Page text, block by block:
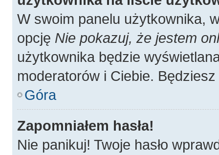
W swoim panelu użytkownika,
opcję Nie pokazuj, że jestem
użytkownika będzie
moderatorów i Ciebie.
Góra
Zapomniałem hasła!
Nie panikuj! Twoje hasło